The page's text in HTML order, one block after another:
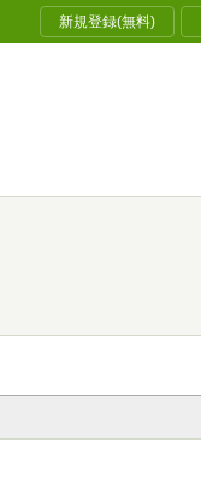
新規登録(無料)